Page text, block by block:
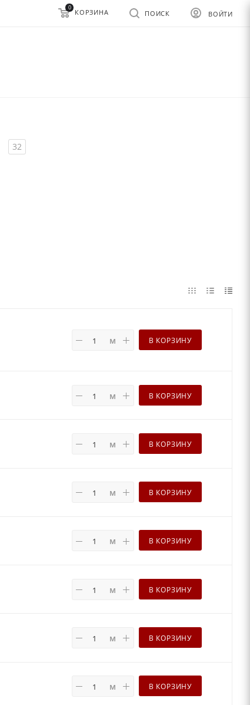
ВОЙТИ
ПОИСК
0
КОРЗИНА
32
м В КОРЗИНУ
м В КОРЗИНУ
м В КОРЗИНУ
м В КОРЗИНУ
м В КОРЗИНУ
м В КОРЗИНУ
м В КОРЗИНУ
м В КОРЗИНУ